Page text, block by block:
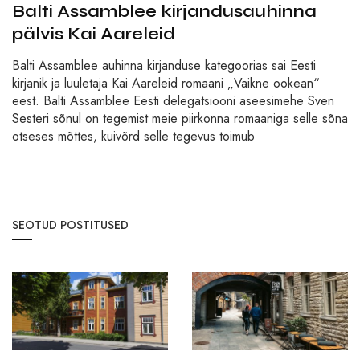
Balti Assamblee kirjandusauhinna
pälvis Kai Aareleid
Balti Assamblee auhinna kirjanduse kategoorias sai Eesti
kirjanik ja luuletaja Kai Aareleid romaani „Vaikne ookean“
eest. Balti Assamblee Eesti delegatsiooni aseesimehe Sven
Sesteri sõnul on tegemist meie piirkonna romaaniga selle sõna
otseses mõttes, kuivõrd selle tegevus toimub
SEOTUD POSTITUSED